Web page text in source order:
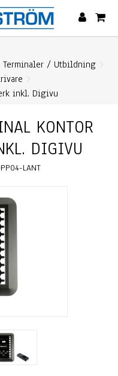
/ Utbildning
inkl. Digivu
KONTOR
DIGIVU
LANT